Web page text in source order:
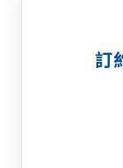
訂